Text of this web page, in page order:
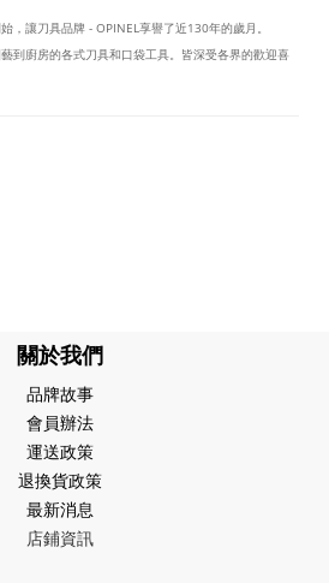
，讓刀具品牌 - OPINEL享譽了近130年的歲月。
到廚房的各式刀具和口袋工具。皆深受各界的歡迎喜
關於我們
品牌故事
會員辦法
運送政策
退換貨政策
最新消息
店鋪資訊